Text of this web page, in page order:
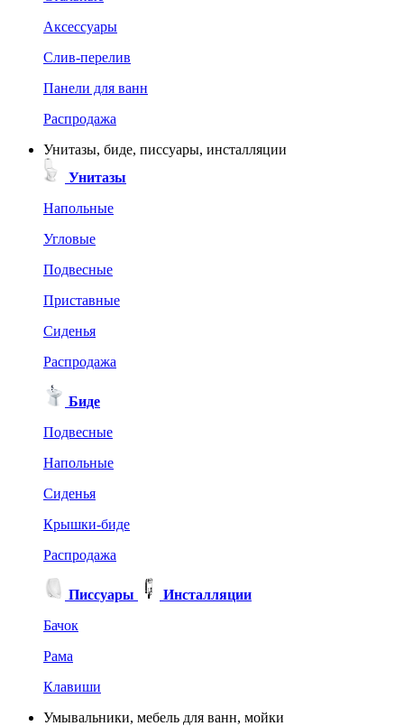
Аксессуары
Слив-перелив
Панели для ванн
Распродажа
Унитазы, биде, писсуары, инсталляции
Унитазы
Напольные
Угловые
Подвесные
Приставные
Сиденья
Распродажа
Биде
Подвесные
Напольные
Сиденья
Крышки-биде
Распродажа
Писсуары
Инсталляции
Бачок
Рама
Клавиши
Умывальники, мебель для ванн, мойки